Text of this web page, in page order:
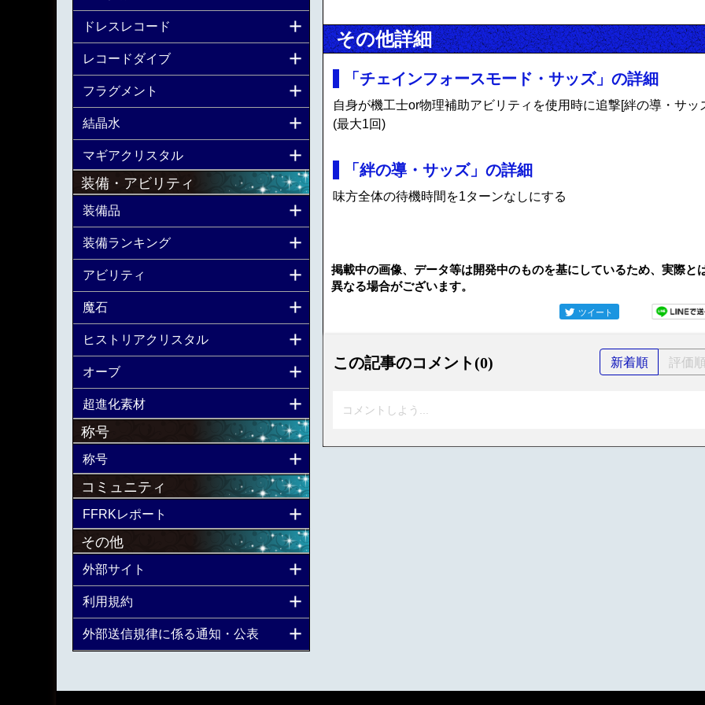
その他詳細
「チェインフォースモード・サッズ」の詳細
自身が機工士or物理補助アビリティを使用時に追撃[絆の導・サッ
(最大1回)
「絆の導・サッズ」の詳細
味方全体の待機時間を1ターンなしにする
掲載中の画像、データ等は開発中のものを基にしているため、実際と
異なる場合がございます。
ツイート
この記事のコメント(0) 新着順 評価
コメントしよう...
ドレスレコード
レコードダイブ
フラグメント
結晶水
マギアクリスタル
装備・アビリティ
装備品
装備ランキング
アビリティ
魔石
ヒストリアクリスタル
オーブ
超進化素材
称号
称号
コミュニティ
FFRKレポート
その他
外部サイト
利用規約
外部送信規律に係る通知・公表